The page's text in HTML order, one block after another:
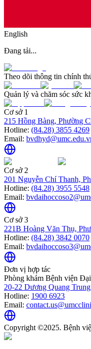
English
Đang tải...
Theo dõi thông tin chính
Quản lý và chăm sóc sức
Cơ sở 1
215 Hồng Bàng, Phường
Hotline: (84.28) 3855 4269
Email:
Cơ sở 2
201 Nguyễn Chí Thanh,
Hotline: (84.28) 3955 5548
Email:
Cơ sở 3
221B Hoàng Văn Thụ,
Hotline: (84.28) 3842 0070
Email:
Đơn vị hợp tác
Phòng khám Bệnh viện
20-22 Dương Quang
Hotline: 1900 6923
Email:
Copyright ©2025. Bệnh